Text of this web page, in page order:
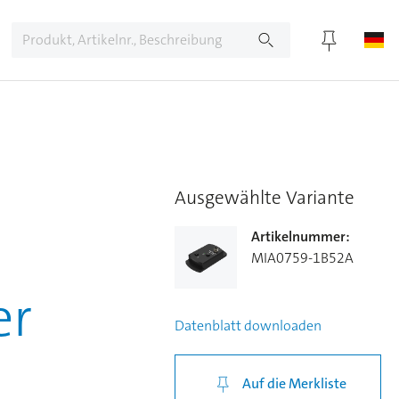
Ausgewählte Variante
Artikelnummer:
MIA0759-1B52A
Datenblattdownloaden
Auf die Merkliste